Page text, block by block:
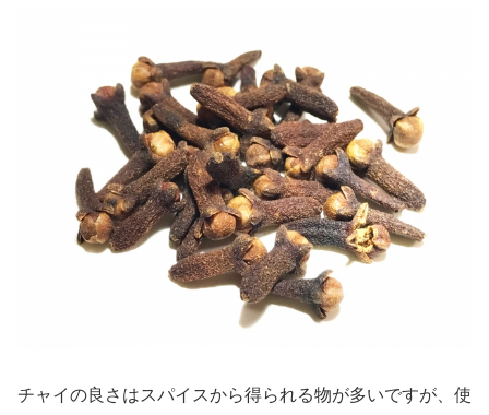
チャイの良さはスパイスから得られる物が多いですが、使